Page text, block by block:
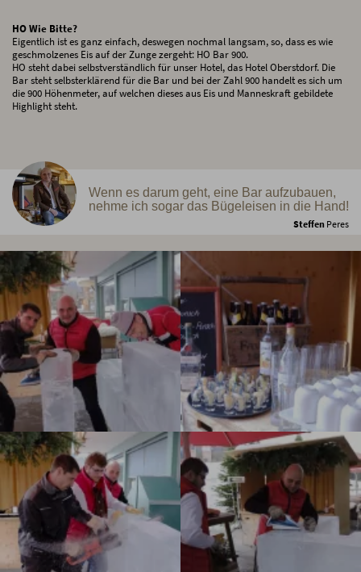
HO Wie Bitte?
Eigentlich ist es ganz einfach, deswegen nochmal langsam, so, dass es wie
geschmolzenes Eis auf der Zunge zergeht: HO Bar 900.
HO steht dabei selbstverständlich für unser Hotel, das Hotel Oberstdorf. Die
Bar steht selbsterklärend für die Bar und bei der Zahl 900 handelt es sich um
die 900 Höhenmeter, auf welchen dieses aus Eis und Manneskraft gebildete
Highlight steht.
Wenn es darum geht, eine Bar aufzubauen,
nehme ich sogar das Bügeleisen in die Hand!
Steffen Peres